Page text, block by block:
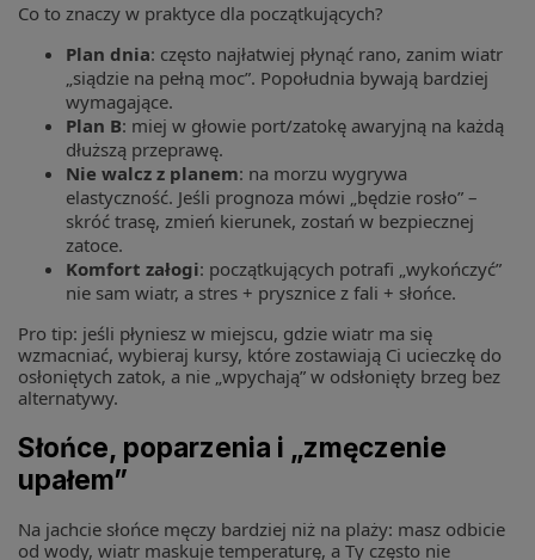
Co to znaczy w praktyce dla początkujących?
Plan dnia: często najłatwiej płynąć rano, zanim wiatr
„siądzie na pełną moc”. Popołudnia bywają bardziej
wymagające.
Plan B: miej w głowie port/zatokę awaryjną na każdą
dłuższą przeprawę.
Nie walcz z planem: na morzu wygrywa
elastyczność. Jeśli prognoza mówi „będzie rosło” –
skróć trasę, zmień kierunek, zostań w bezpiecznej
zatoce.
Komfort załogi: początkujących potrafi „wykończyć”
nie sam wiatr, a stres + prysznice z fali + słońce.
Pro tip: jeśli płyniesz w miejscu, gdzie wiatr ma się
wzmacniać, wybieraj kursy, które zostawiają Ci ucieczkę do
osłoniętych zatok, a nie „wpychają” w odsłonięty brzeg bez
alternatywy.
Słońce, poparzenia i „zmęczenie
upałem”
Na jachcie słońce męczy bardziej niż na plaży: masz odbicie
od wody, wiatr maskuje temperaturę, a Ty często nie